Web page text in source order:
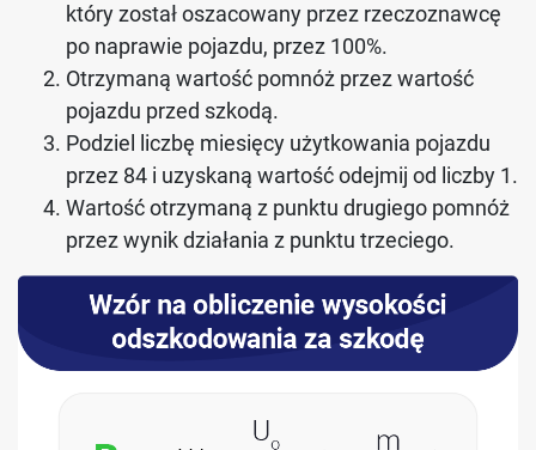
który został oszacowany przez rzeczoznawcę
po naprawie pojazdu, przez 100%.
Otrzymaną wartość pomnóż przez wartość
pojazdu przed szkodą.
Podziel liczbę miesięcy użytkowania pojazdu
przez 84 i uzyskaną wartość odejmij od liczby 1.
Wartość otrzymaną z punktu drugiego pomnóż
przez wynik działania z punktu trzeciego.